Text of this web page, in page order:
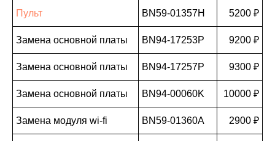
Пульт BN59-01357H 5200 ₽
Замена основной платы BN94-17253P 9200 ₽
Замена основной платы BN94-17257P 9300 ₽
Замена основной платы BN94-00060K 10000 ₽
Замена модуля wi-fi BN59-01360A 2900 ₽